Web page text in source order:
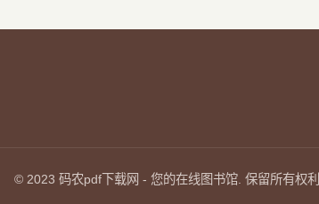
© 2023 码农pdf下载网 - 您的在线图书馆. 保留所有权利.